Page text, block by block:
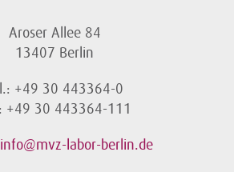
Aroser Allee 84
13407 Berlin
+49 30 443364-0
+49 30 443364-111
info@mvz-labor-berlin.de